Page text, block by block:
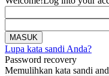
Lupa kata sandi Anda?
Password recovery
Memulihkan kata sandi